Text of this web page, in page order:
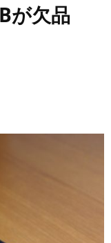
が欠品